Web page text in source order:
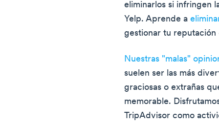
eliminarlos si infringen
Yelp. Aprende a
gestionar tu
Nuestras "malas"
suelen ser las más
graciosas o extrañas
memorable.
TripAdvisor como